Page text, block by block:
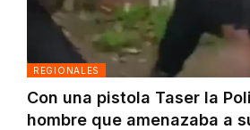
REGIONALES
Con una pistola Taser la
hombre que amenazaba a